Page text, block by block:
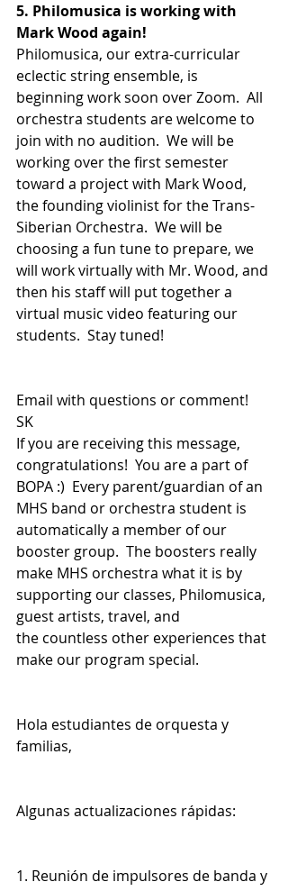
5. Philomusica is working with
Mark Wood again!
Philomusica, our extra-curricular
eclectic string ensemble, is
beginning work soon over Zoom.  All
orchestra students are welcome to
join with no audition.  We will be
working over the first semester
toward a project with Mark Wood,
the founding violinist for the Trans-
Siberian Orchestra.  We will be
choosing a fun tune to prepare, we
will work virtually with Mr. Wood, and
then his staff will put together a
virtual music video featuring our
students.  Stay tuned!
Email with questions or comment!
SK
If you are receiving this message,
congratulations!  You are a part of
BOPA :)  Every parent/guardian of an
MHS band or orchestra student is
automatically a member of our
booster group.  The boosters really
make MHS orchestra what it is by
supporting our classes, Philomusica,
guest artists, travel, and
the countless other experiences that
make our program special.
Hola estudiantes de orquesta y
familias,
Algunas actualizaciones rápidas:
1. Reunión de impulsores de banda y